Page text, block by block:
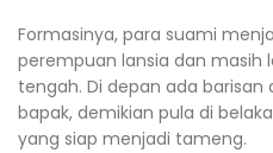
Formasinya, para suami
perempuan lansia dan masih
tengah. Di depan ada
bapak, demikian pula di
yang siap menjadi tameng.